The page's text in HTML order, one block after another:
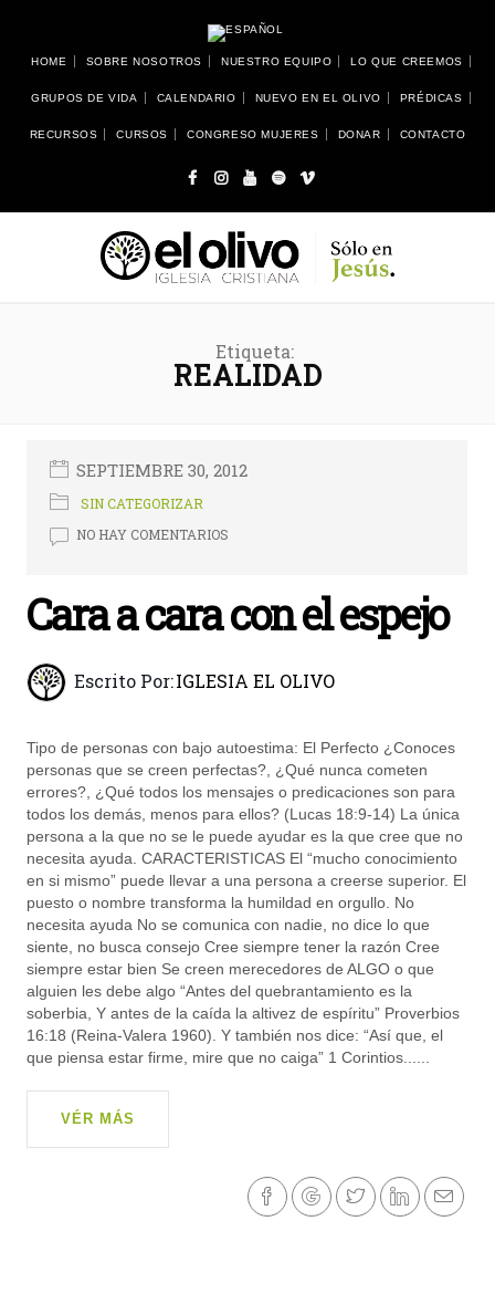
HOME SOBRE NOSOTROS NUESTRO EQUIPO LO QUE CREEMOS
GRUPOS DE VIDA CALENDARIO NUEVO EN EL OLIVO PRÉDICAS
RECURSOS CURSOS CONGRESO MUJERES DONAR CONTACTO
Etiqueta:
REALIDAD
SEPTIEMBRE 30, 2012
SIN CATEGORIZAR
NO HAY COMENTARIOS
Cara a cara con el espejo
Escrito Por:IGLESIA EL OLIVO
Tipo de personas con bajo autoestima: El Perfecto ¿Conoces
personas que se creen perfectas?, ¿Qué nunca cometen
errores?, ¿Qué todos los mensajes o predicaciones son para
todos los demás, menos para ellos? (Lucas 18:9-14) La única
persona a la que no se le puede ayudar es la que cree que no
necesita ayuda. CARACTERISTICAS El “mucho conocimiento
en si mismo” puede llevar a una persona a creerse superior. El
puesto o nombre transforma la humildad en orgullo. No
necesita ayuda No se comunica con nadie, no dice lo que
siente, no busca consejo Cree siempre tener la razón Cree
siempre estar bien Se creen merecedores de ALGO o que
alguien les debe algo “Antes del quebrantamiento es la
soberbia, Y antes de la caída la altivez de espíritu” Proverbios
16:18 (Reina-Valera 1960). Y también nos dice: “Así que, el
que piensa estar firme, mire que no caiga” 1 Corintios......
VÉR MÁS